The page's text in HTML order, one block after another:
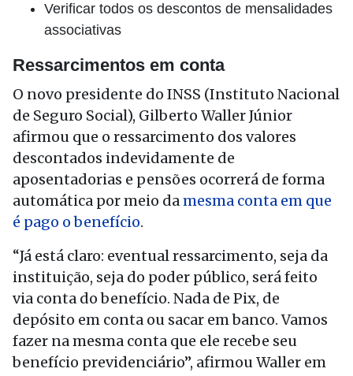
Verificar todos os descontos de mensalidades
associativas
Ressarcimentos em conta
O novo presidente do INSS (Instituto Nacional
de Seguro Social), Gilberto Waller Júnior
afirmou que o ressarcimento dos valores
descontados indevidamente de
aposentadorias e pensões ocorrerá de forma
automática por meio damesma conta em que
é pago o benefício.
“Já está claro: eventual ressarcimento, seja da
instituição, seja do poder público, será feito
via conta do benefício. Nada de Pix, de
depósito em conta ou sacar em banco. Vamos
fazer na mesma conta que ele recebe seu
benefício previdenciário”, afirmou Waller em